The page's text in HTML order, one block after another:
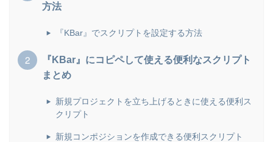
方法
『KBar』でスクリプトを設定する方法
『KBar』にコピペして使える便利なスクリプト
まとめ
新規プロジェクトを立ち上げるときに使える便利ス
クリプト
新規コンポジションを作成できる便利スクリプト